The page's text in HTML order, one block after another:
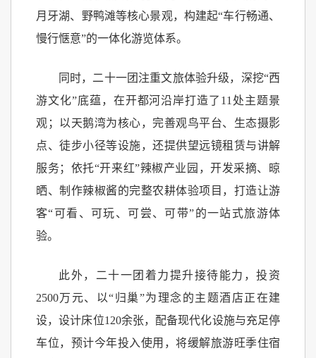
月牙湖、野鸭滩等核心景观，构建起“车行畅通、
慢行惬意”的一体化游览体系。
同时，二十一团注重文旅体验升级，深挖“西
游文化”底蕴，在开都河沿岸打造了11处主题景
观；以天鹅湾为核心，完善观鸟平台、生态摄影
点、徒步小径等设施，还提供望远镜租赁与讲解
服务；依托“开来红”辣椒产业园，开发采摘、晾
晒、制作辣椒酱的完整农耕体验项目，打造让游
客“可看、可玩、可尝、可带”的一站式旅游体
验。
此外，二十一团着力提升接待能力，投资
2500万元、以“归巢”为理念的主题酒店正在建
设，设计床位120余张，配备现代化设施与充足停
车位，预计今年投入使用，将缓解旅游旺季住宿